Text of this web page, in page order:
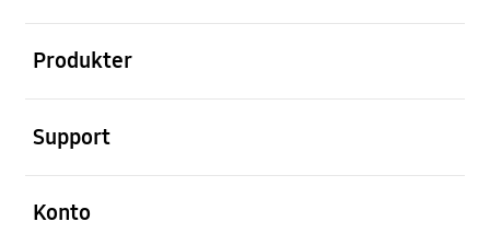
Produkter
Support
Konto